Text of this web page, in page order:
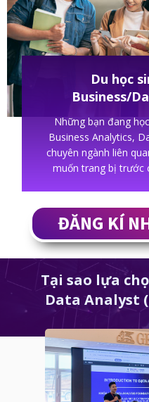
ĐĂNG KÍ
Du học
Business/
Những bạn đang
Business Analytics,
chuyên ngành liên
muốn trang bị trước
Tại sao lựa
Data Analyst